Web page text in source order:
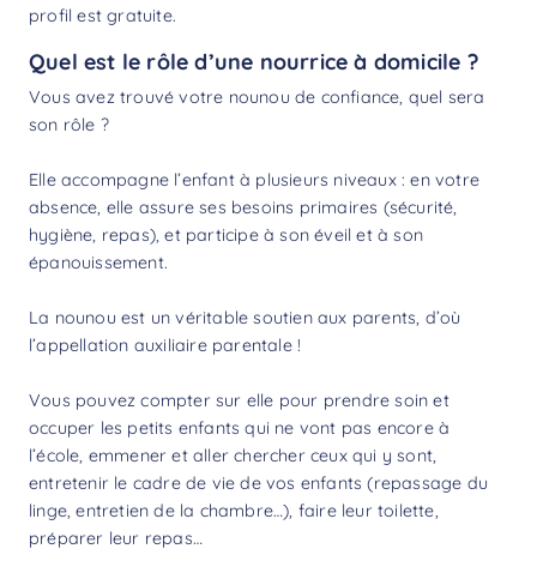
profil est gratuite.
Quel est le rôle d’une nourrice à domicile ?
Vous avez trouvé votre nounou de confiance, quel sera
son rôle ?
Elle accompagne l’enfant à plusieurs niveaux : en votre
absence, elle assure ses besoins primaires (sécurité,
hygiène, repas), et participe à son éveil et à son
épanouissement.
La nounou est un véritable soutien aux parents, d’où
l’appellation auxiliaire parentale !
Vous pouvez compter sur elle pour prendre soin et
occuper les petits enfants qui ne vont pas encore à
l’école, emmener et aller chercher ceux qui y sont,
entretenir le cadre de vie de vos enfants (repassage du
linge, entretien de la chambre…), faire leur toilette,
préparer leur repas…